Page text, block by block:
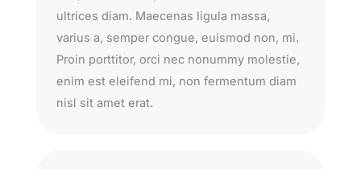
ultrices diam. Maecenas ligula massa,
varius a, semper congue, euismod non, mi.
Proin porttitor, orci nec nonummy molestie,
enim est eleifend mi, non fermentum diam
nisl sit amet erat.